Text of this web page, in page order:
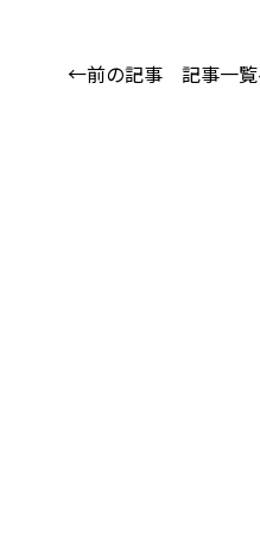
←前の記事 記事一